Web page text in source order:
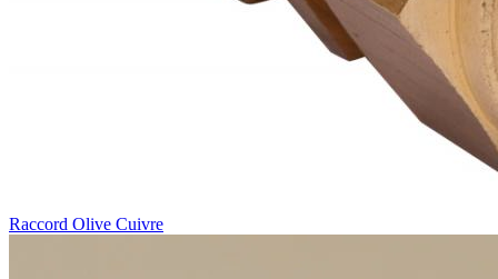
Raccord Olive Cuivre